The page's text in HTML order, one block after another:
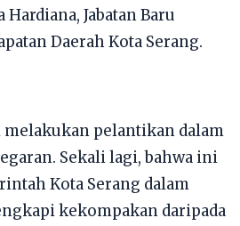
Hardiana, Jabatan Baru
Daerah Kota Serang.
pelantikan dalam
Sekali lagi, bahwa ini
Kota Serang dalam
kekompakan daripada